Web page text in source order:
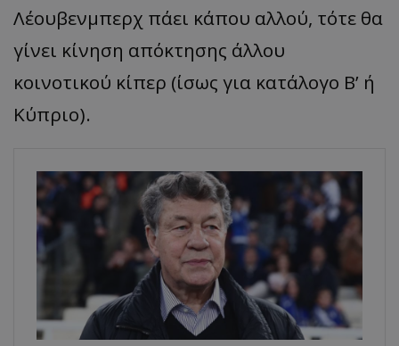
Λέουβενμπερχ πάει κάπου αλλού, τότε θα
γίνει κίνηση απόκτησης άλλου
κοινοτικού κίπερ (ίσως για κατάλογο Β’ ή
Κύπριο).